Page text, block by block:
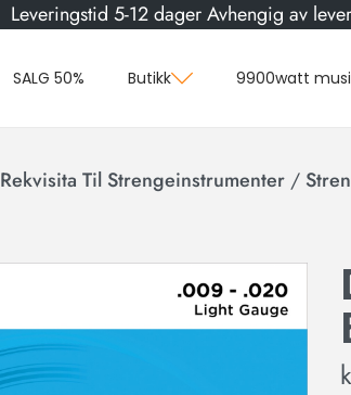
Leveringstid 5-12 dager Avhengig av
SALG 50% Butikk 9900watt
Rekvisita Til Strengeinstrumenter /